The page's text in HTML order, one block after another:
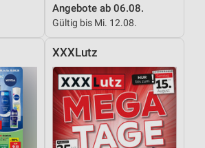
Angebote ab 06.08.
Gültig bis Mi. 12.08.
XXXLutz